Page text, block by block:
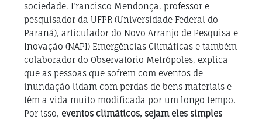
sociedade. Francisco Mendonça, professor e
pesquisador da UFPR (Universidade Federal do
Paraná), articulador do Novo Arranjo de Pesquisa e
Inovação (NAPI) Emergências Climáticas e também
colaborador do Observatório Metrópoles, explica
que as pessoas que sofrem com eventos de
inundação lidam com perdas de bens materiais e
têm a vida muito modificada por um longo tempo.
Por isso, eventos climáticos, sejam eles simples